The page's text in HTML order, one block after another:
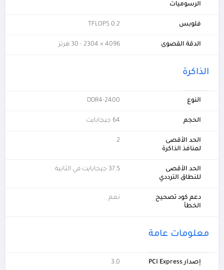
الرسوميات
فلوبس 0.2 TFLOPS
الدقة القصوى 4096 × 2304 - 30 هرتز
الذاكرة
النوع DDR4-2400
الحجم 64 جيجابايت
الحد الأقصى
لمنافذ الذاكرة
2
الحد الأقصى
للنطاق الترددي
37.5 جيجابايت في الثانية
دعم كود تصحيح
الخطأ
نعم
معلومات عامة
إصدار PCI Express 3.0